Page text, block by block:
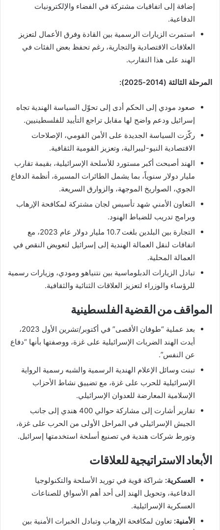
إضافة إلى اتفاقيات مشتركة في الفضاء والإلكترونيات
الدفاعية.
استمرت الزيارات الرسمية بين القادة وفرق الأعمال لتعزيز
العلاقات الاقتصادية والتجارية، رغم تحفظ بعض الفئات في
الهند على هذا التقارب.
المرحلة الثالثة (2014-2025):
صعود مودي إلى الحكم أدى إلى تحوّل السياسة الهندية تجاه
إسرائيل ودعم واضح لها مقابل تراجع التأييد للفلسطينيين.
ركّزت السياسة الجديدة على الأمن القومي، الإصلاحات
الاقتصادية النيو-ليبرالية، وتعزيز القومية الثقافية.
الهند أصبحت أكبر مستورد للأسلحة الإسرائيلية، بقيمة تقارب
مليار دولار سنوياً، بما يشمل الطائرات المسيرة، أنظمة الدفاع
الجوي، الصواريخ الموجهة، والزوارق السريعة.
التعاون الأمني شهد تأسيس لجان مشتركة لمكافحة الإرهاب
وبرامج تدريب للضباط الهنود.
التجارة بين البلدين بلغت 10.7 مليار دولار عام 2023، مع
اتفاقات لنقل العمالة الهندية إلى إسرائيل لتعويض النقص في
العمالة المحلية.
تبادل الزيارات الدبلوماسية بين نتنياهو ومودي، وزيارات رسمية
للرؤساء والوزراء لتعزيز العلاقات الثنائية والثقافية.
المواقف من القضية الفلسطينية
بعد عملية “طوفان الأقصى” في أكتوبر/تشرين الأول 2023،
أيدت الهند الضربات الإسرائيلية على غزة، ووصفتها بأنها “دفاع
عن النفس”.
تبنت وسائل الإعلام الهندية الرسمية والشبه رسمية الرواية
الإسرائيلية للحرب على غزة، مع تضييق نشاط الأحزاب
الإسلامية المعارضة للعدوان الإسرائيلي.
تقارير أشارت إلى مشاركة حوالي 400 هندي إلى جانب
الجيش الإسرائيلي في المراحل الأولى من الحرب على غزة،
وتورط شركات هندية في تصنيع أسلحة استخدمتها إسرائيل.
الأبعاد الاستراتيجية للعلاقات
العسكرية: شراكة قوية في توريد الأسلحة والتكنولوجيا
الدفاعية، وتحويل الهند إلى أحد أهم الأسواق للصناعات
العسكرية الإسرائيلية.
الأمنية: تعاون لمكافحة الإرهاب وتبادل الخبرات الأمنية بين